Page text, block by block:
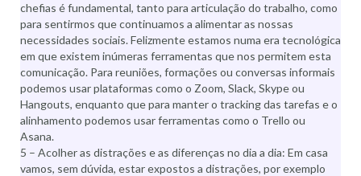
chefias é fundamental, tanto para articulação do trabalho, como
para sentirmos que continuamos a alimentar as nossas
necessidades sociais. Felizmente estamos numa era tecnológica
em que existem inúmeras ferramentas que nos permitem esta
comunicação. Para reuniões, formações ou conversas informais
podemos usar plataformas como o Zoom, Slack, Skype ou
Hangouts, enquanto que para manter o tracking das tarefas e o
alinhamento podemos usar ferramentas como o Trello ou
Asana.
5 – Acolher as distrações e as diferenças no dia a dia: Em casa
vamos, sem dúvida, estar expostos a distrações, por exemplo